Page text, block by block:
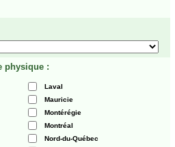
physique :
Laval
Mauricie
Montérégie
Montréal
Nord-du-Québec